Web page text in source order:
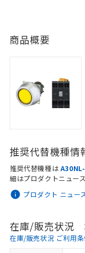
商品概要
推奨代替機種情
プロダクト ニュー
推奨代替機種は
細はプロダクトニュー
在庫/販売状況
在庫/販売状況 ご利用条